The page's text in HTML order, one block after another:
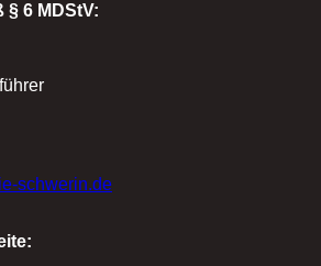
§ 6 MDStV:
schwerin.de